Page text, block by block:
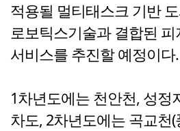
적용될 멀티태스크 기반
로보틱스기술과 결합된 피
서비스를 추진할 예정이다.
1차년도에는 천안천, 성정
차도, 2차년도에는 곡교천